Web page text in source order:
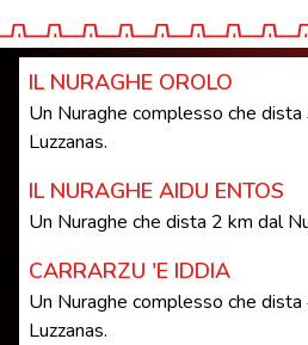
IL NURAGHE OROLO
Un Nuraghe complesso che
Luzzanas.
IL NURAGHE AIDU ENTOS
Un Nuraghe che dista 2 km dal
CARRARZU 'E IDDIA
Un Nuraghe complesso che
Luzzanas.